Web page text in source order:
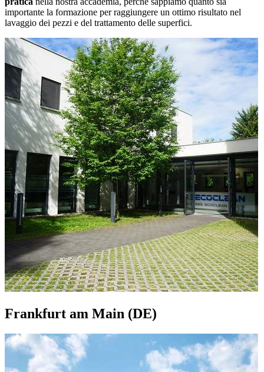
importante la formazione per raggiungere un ottimo risultato nel
lavaggio dei pezzi e del trattamento delle superfici.
Frankfurt am Main (DE)